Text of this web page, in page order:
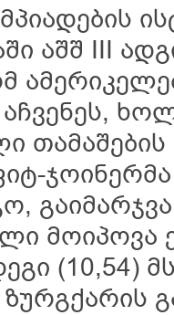
აშშ III
თამაშების
მოიპოვა